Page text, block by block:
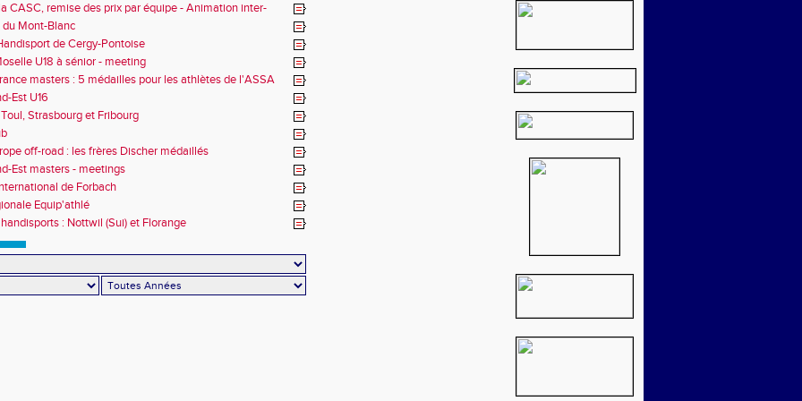
CASC, remise des prix par équipe - Animation inter-
Mont-Blanc
de Cergy-Pontoise
U18 à sénior - meeting
masters : 5 médailles pour les athlètes de l'ASSA
Est U16
Strasbourg et Fribourg
off-road : les frères Discher médaillés
Est masters - meetings
de Forbach
Equip'athlé
: Nottwil (Sui) et Florange